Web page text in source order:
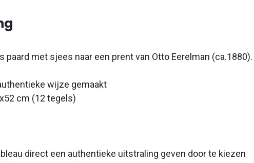
paard met sjees naar een prent van Otto Eerelman (ca.1880).
wijze gemaakt
cm (12 tegels)
direct een authentieke uitstraling geven door te kiezen